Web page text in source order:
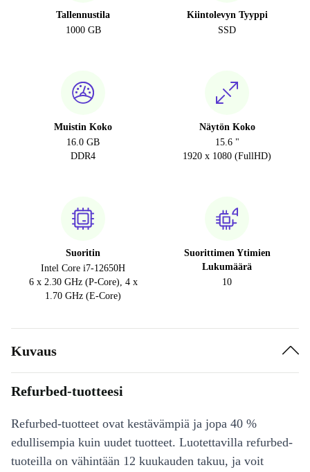
Tallennustila
1000 GB
Kiintolevyn Tyyppi
SSD
Muistin Koko
16.0 GB
DDR4
Näytön Koko
15.6 "
1920 x 1080 (FullHD)
Suoritin
Intel Core i7-12650H
6 x 2.30 GHz (P-Core), 4 x
1.70 GHz (E-Core)
Suorittimen Ytimien
Lukumäärä
10
Kuvaus
Refurbed-tuotteesi
Refurbed-tuotteet ovat kestävämpiä ja jopa 40 %
edullisempia kuin uudet tuotteet. Luotettavilla refurbed-
tuoteilla on vähintään 12 kuukauden takuu, ja voit